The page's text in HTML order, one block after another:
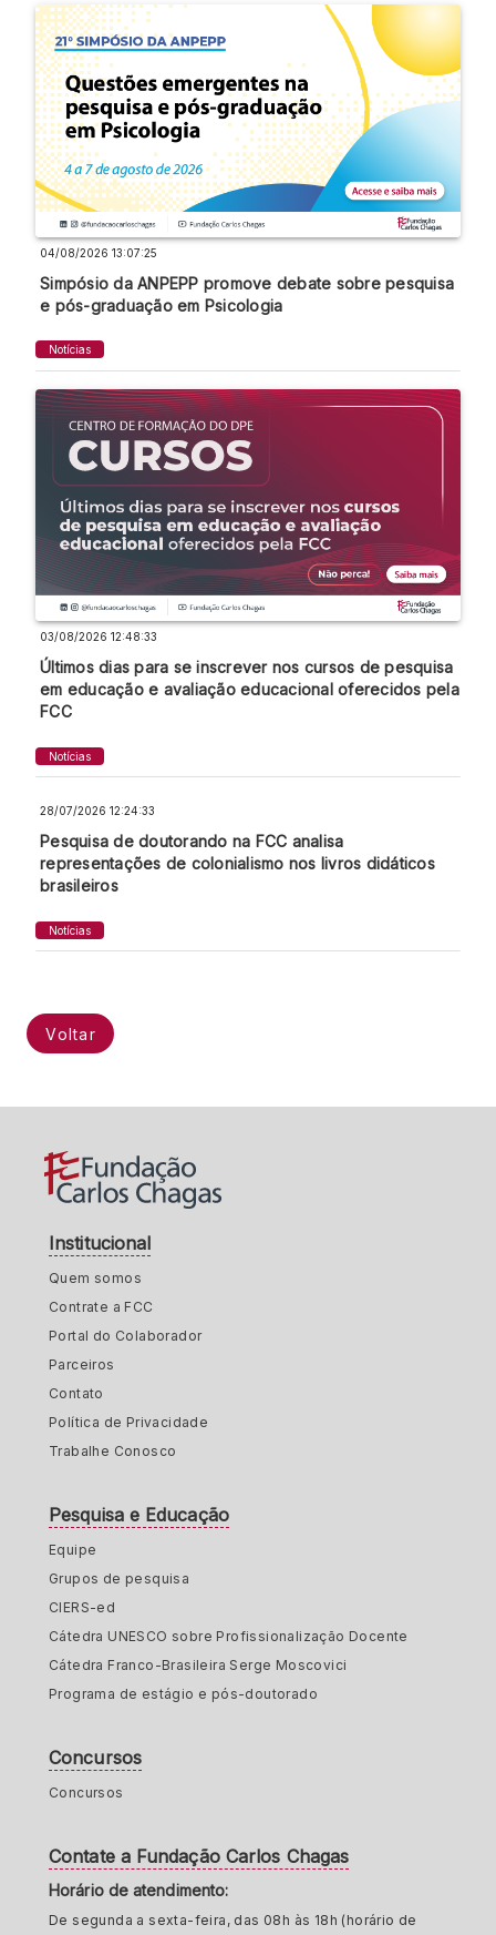
04/08/2026 13:07:25
Simpósio da ANPEPP promove debate sobre pesquisa
e pós-graduação em Psicologia
Notícias
03/08/2026 12:48:33
Últimos dias para se inscrever nos cursos de pesquisa
em educação e avaliação educacional oferecidos pela
FCC
Notícias
28/07/2026 12:24:33
Pesquisa de doutorando na FCC analisa
representações de colonialismo nos livros didáticos
brasileiros
Notícias
Voltar
Institucional
Quem somos
Contrate a FCC
Portal do Colaborador
Parceiros
Contato
Política de Privacidade
Trabalhe Conosco
Pesquisa e Educação
Equipe
Grupos de pesquisa
CIERS-ed
Cátedra UNESCO sobre Profissionalização Docente
Cátedra Franco-Brasileira Serge Moscovici
Programa de estágio e pós-doutorado
Concursos
Concursos
Contate a Fundação Carlos Chagas
Horário de atendimento:
De segunda a sexta-feira, das 08h às 18h (horário de